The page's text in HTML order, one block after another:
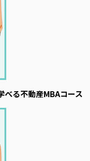
べる不動産MBAコース